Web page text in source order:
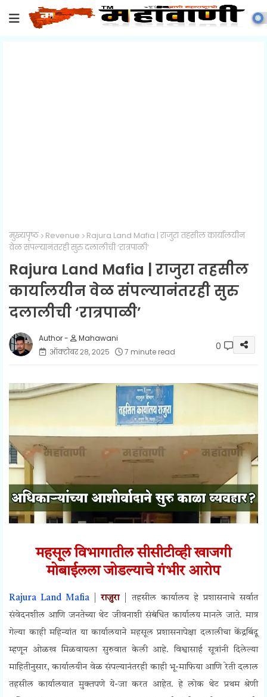
मुख्यपृष्ठ Revenue
Rajura Land Mafia | राजुरा तहसील कार्यालयीन
वेळ संपल्यानंतरही सुरु दलालीची ‘रात्रपाळी’
Rajura Land Mafia | राजुरा तहसील
कार्यालयीन वेळ संपल्यानंतरही सुरु
दलालीची ‘रात्रपाळी’
Mahawani
ऑक्टोबर २८, २०२५
7 minute read 0
महसूल विभागातील सीसीटीव्ही खाजगी
मोबाईलला जोडल्याचे गंभीर आरोप
Rajura Land Mafia राजुरा| तहसील कार्यालय हे प्रशासनाचे सर्वात
संवेदनशील आणि जनतेच्या थेट जीवनाशी संबंधित कार्यालय मानले जाते. मात्र
गेल्या काही महिन्यांत या कार्यालयाने महसूल प्रशासनापेक्षा दलालीचा केंद्रबिंदू
म्हणून ओळख मिळवायला सुरुवात केली आहे. विश्वासार्ह सूत्रांनी दिलेल्या
माहितीनुसार, कार्यालयीन वेळ संपल्यानंतरही काही भू-माफिया आणि रेती दलाल
तहसील कार्यालयात मुक्तपणे ये-जा करत आहेत. हे लोक थेट प्रथम श्रेणी